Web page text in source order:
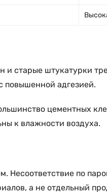
и старые штукатурки
повышенной адгезией.
цементных
к влажности воздуха.
по
а не отдельный